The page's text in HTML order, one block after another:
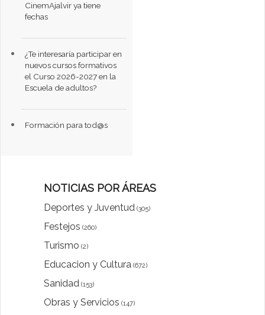
CinemAjalvir ya tiene
fechas
¿Te interesaría participar en
nuevos cursos formativos
el Curso 2026-2027 en la
Escuela de adultos?
Formación para tod@s
NOTICIAS POR ÁREAS
Deportes y Juventud (305)
Festejos (260)
Turismo (2)
Educacion y Cultura (672)
Sanidad (153)
Obras y Servicios (147)